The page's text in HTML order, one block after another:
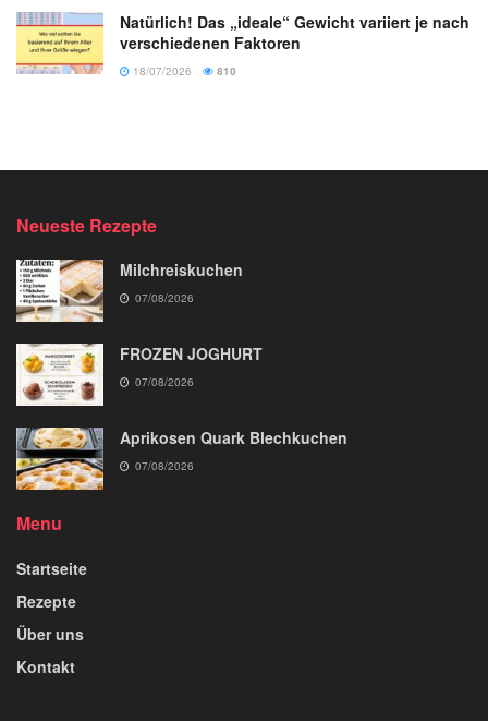
Natürlich! Das „ideale“ Gewicht variiert je nach
verschiedenen Faktoren
18/07/2026 810
Neueste Rezepte
Milchreiskuchen
07/08/2026
FROZEN JOGHURT
07/08/2026
Aprikosen Quark Blechkuchen
07/08/2026
Menu
Startseite
Rezepte
Über uns
Kontakt